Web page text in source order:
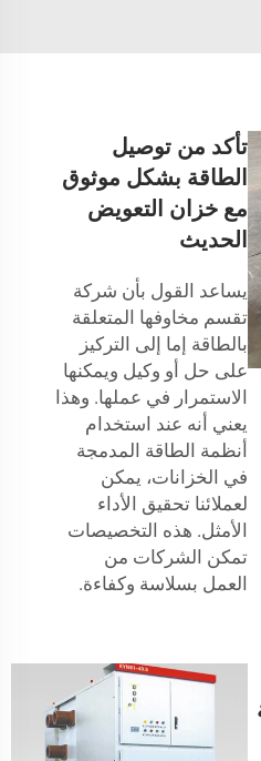
تأكد من توصيل
الطاقة بشكل موثوق
مع خزان التعويض
الحديث
يساعد القول بأن شركة
تقسم مخاوفها المتعلقة
بالطاقة إما إلى التركيز
على حل أو وكيل ويمكنها
الاستمرار في عملها. وهذا
يعني أنه عند استخدام
أنظمة الطاقة المدمجة
في الخزانات، يمكن
لعملائنا تحقيق الأداء
الأمثل. هذه التخصيصات
تمكن الشركات من
العمل بسلاسة وكفاءة.